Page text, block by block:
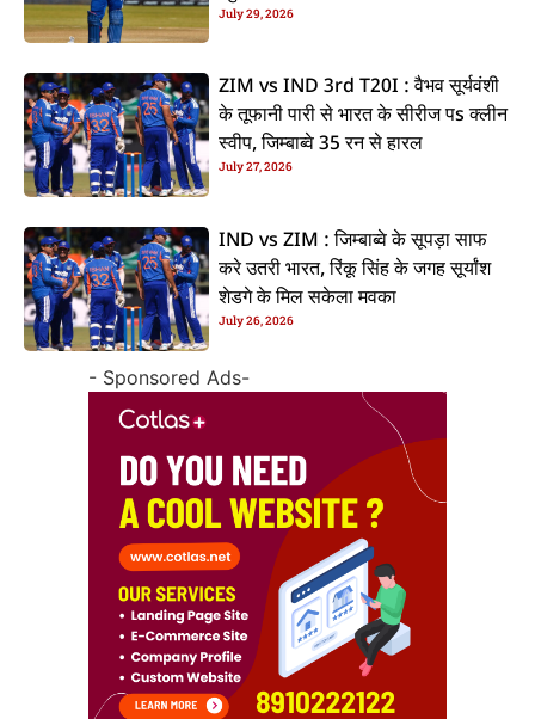
July 29, 2026
ZIM vs IND 3rd T20I : वैभव सूर्यवंशी
के तूफानी पारी से भारत के सीरीज पs क्लीन
स्वीप, जिम्बाब्वे 35 रन से हारल
July 27, 2026
IND vs ZIM : जिम्बाब्वे के सूपड़ा साफ
करे उतरी भारत, रिंकू सिंह के जगह सूर्यांश
शेडगे के मिल सकेला मवका
July 26, 2026
- Sponsored Ads-